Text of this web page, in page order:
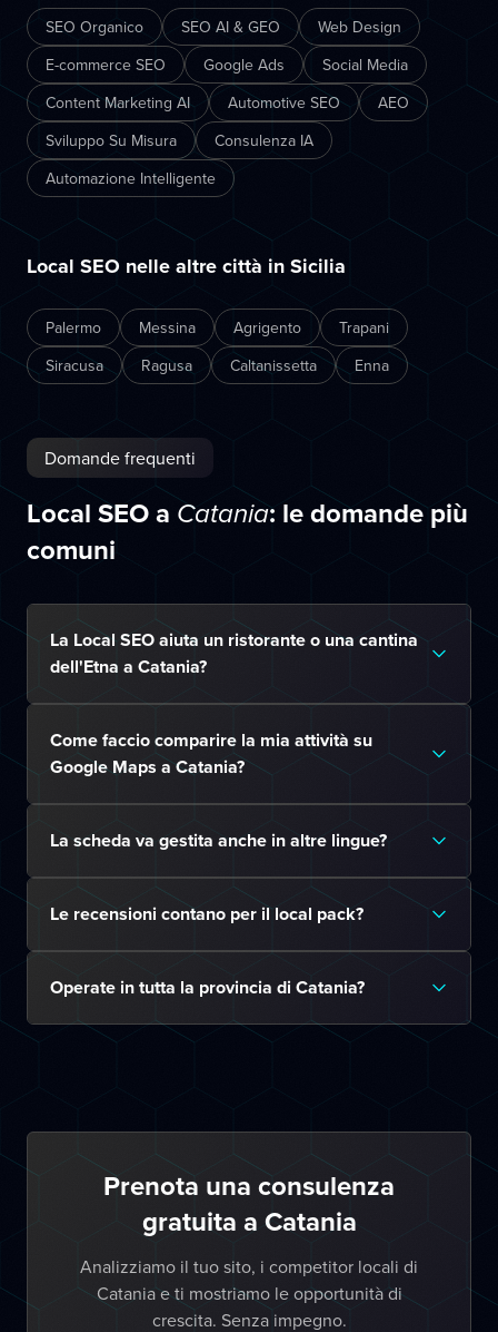
SEO Organico SEO AI & GEO
Web Design
E-commerce SEO
Google Ads
Social Media
Content Marketing AI
Automotive SEO
AEO
Sviluppo Su Misura
Consulenza IA
Automazione Intelligente
Local SEO nelle altre città in Sicilia
Palermo Messina Agrigento
Trapani
Siracusa
Ragusa Caltanissetta Enna
Domande frequenti
Local SEO a Catania: le domande più
comuni
La Local SEO aiuta un ristorante o una cantina
dell'Etna a Catania?
Come faccio comparire la mia attività su
Google Maps a Catania?
La scheda va gestita anche in altre lingue?
Le recensioni contano per il local pack?
Operate in tutta la provincia di Catania?
Prenota una consulenza
gratuita a Catania
Analizziamo il tuo sito, i competitor locali di
Catania e ti mostriamo le opportunità di
crescita. Senza impegno.